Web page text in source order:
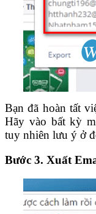
Bạn đã hoàn tất
Hãy vào bất kỳ
tuy nhiên lưu ý ở
Bước 3. Xuất